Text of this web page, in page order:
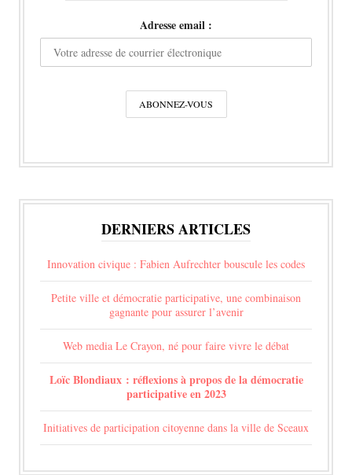
Adresse email :
DERNIERS ARTICLES
Innovation civique : Fabien Aufrechter bouscule les codes
Petite ville et démocratie participative, une combinaison
gagnante pour assurer l’avenir
Web media Le Crayon, né pour faire vivre le débat
Loïc Blondiaux : réflexions à propos de la démocratie
participative en 2023
Initiatives de participation citoyenne dans la ville de Sceaux